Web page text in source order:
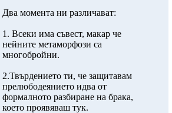
Два момента ни различават:
1. Всеки има съвест, макар че
нейните метаморфози са
многобройни.
2.Твърдението ти, че защитавам
прелюбодеянието идва от
формалното разбиране на брака,
което проявяваш тук.